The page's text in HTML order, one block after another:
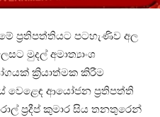
ප්‍රතිපත්තියට පටහැණිව අල
මුදල් අමාත්‍යාංශ
ක්‍රියාත්මක කිරීම
වෙළෙඳ ආයෝජන ප්‍රතිපත්ති
ප්‍රදීප් කුමාර සිය තනතුරෙන්